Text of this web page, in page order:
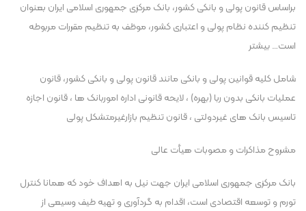
براساس قانون پولی و بانکی کشور، بانک مرکزی جمهوری اسلامی ايران بعنوان
تنظيم کننده نظام پولی و اعتباری کشور، موظف به تنظيم مقررات مربوطه
است… بيشتر
شامل کليه قوانين پولی و بانکی مانند قانون پولی و بانکی کشور، قانون
عمليات بانکی بدون ربا (بهره) ، لایحه قانونی اداره اموربانک ها ، قانون اجازه
تاسیس بانک های غیردولتی ، قانون تنظیم بازارغیرمتشکل پولی
مشروح مذاکرات و مصوبات هیأت عالی
بانک مرکزی جمهوری اسلامی ايران جهت نيل به اهداف خود که همانا کنترل
تورم و توسعه اقتصادی است، اقدام به گردآوری و تهيه طيف وسيعی از